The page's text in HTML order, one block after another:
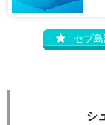
セブ
シ